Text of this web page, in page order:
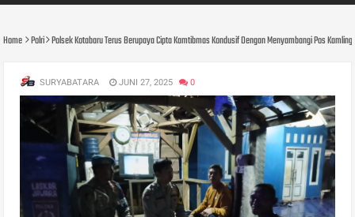
Home Polri Polsek Kotabaru Terus Berupaya Cipta Kamtibmas Kondusif Dengan Menyambangi Pos Kamling
SURYABATARA JUNI 27, 2025 0